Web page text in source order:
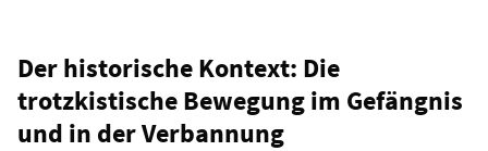
Der historische Kontext: Die
trotzkistische Bewegung im Gefängnis
und in der Verbannung